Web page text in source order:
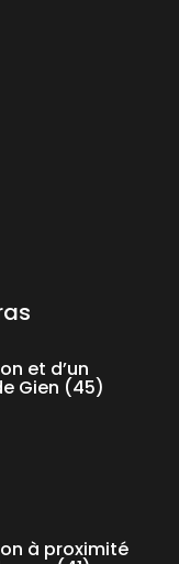
et d’un
Gien (45)
à proximité